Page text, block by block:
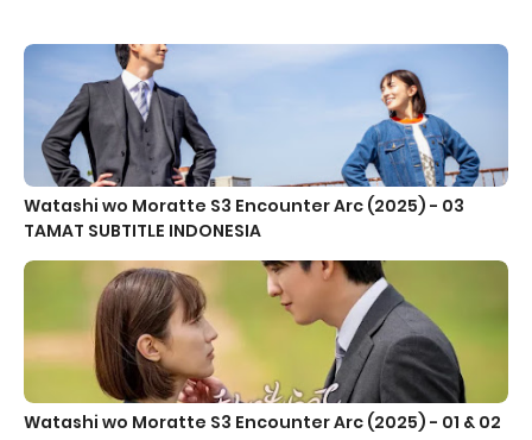
Watashi wo Moratte S3 Encounter Arc (2025) - 03
TAMAT SUBTITLE INDONESIA
Watashi wo Moratte S3 Encounter Arc (2025) - 01 & 02